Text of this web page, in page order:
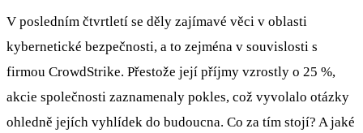
V posledním čtvrtletí se děly zajímavé věci v oblasti
kybernetické bezpečnosti, a to zejména v souvislosti s
firmou CrowdStrike. Přestože její příjmy vzrostly o 25 %,
akcie společnosti zaznamenaly pokles, což vyvolalo otázky
ohledně jejích vyhlídek do budoucna. Co za tím stojí? A jaké